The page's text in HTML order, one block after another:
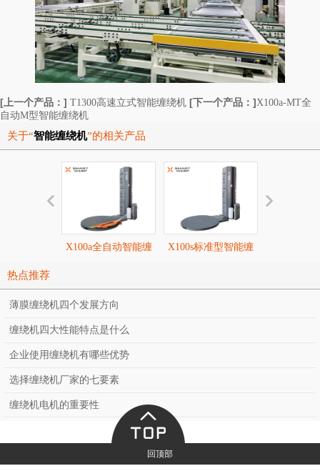
[上一个产品：] T1300高速立式智能缠绕机 [下一个产品：]X100a-MT全
自动M型智能缠绕机
关于“智能缠绕机”的相关产品
X100a全自动智能缠 X100s标准型智能缠
热点推荐
薄膜缠绕机四个发展方向
缠绕机四大性能特点是什么
企业使用缠绕机有哪些优势
选择缠绕机厂家的七要素
缠绕机电机的重要性
回顶部